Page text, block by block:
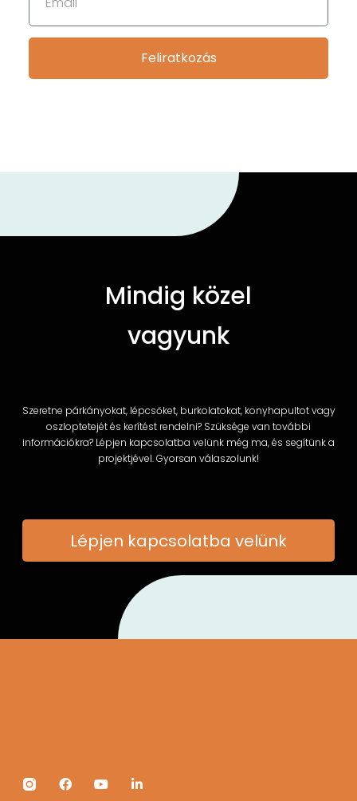
Feliratkozás
Mindig közel
vagyunk
Szeretne párkányokat, lépcsőket, burkolatokat, konyhapultot vagy
oszloptetejét és kerítést rendelni? Szüksége van további
információkra? Lépjen kapcsolatba velünk még ma, és segítünk a
projektjével. Gyorsan válaszolunk!
Lépjen kapcsolatba velünk